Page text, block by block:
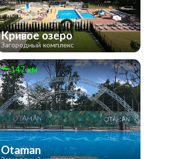
Кривое озеро
Загородный комплекс
147 км
Otaman